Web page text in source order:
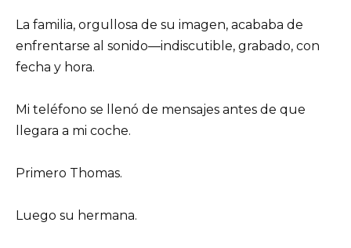
La familia, orgullosa de su imagen, acababa de
enfrentarse al sonido—indiscutible, grabado, con
fecha y hora.
Mi teléfono se llenó de mensajes antes de que
llegara a mi coche.
Primero Thomas.
Luego su hermana.